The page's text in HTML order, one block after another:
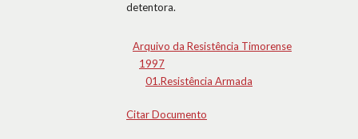
detentora.
Arquivo da Resistência Timorense
1997
01.Resistência Armada
Citar Documento